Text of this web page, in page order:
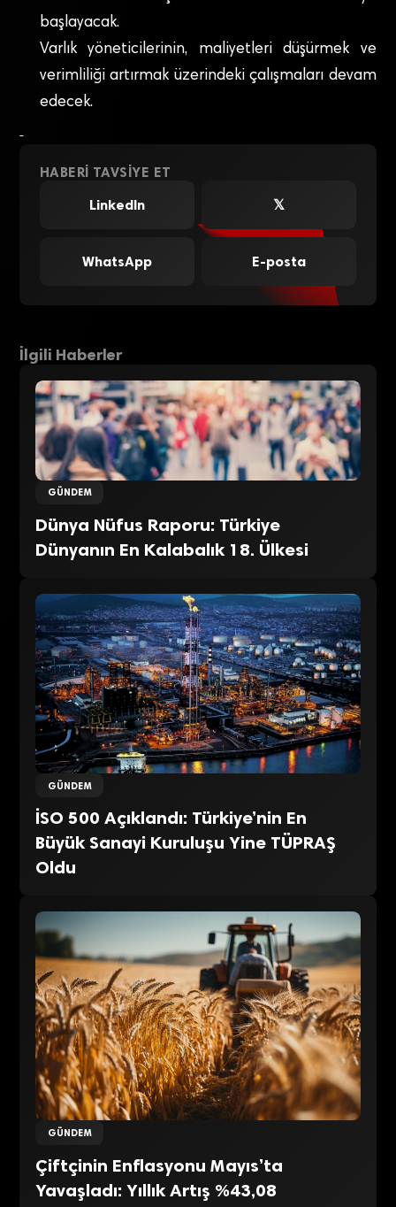
başlayacak.
Varlık yöneticilerinin, maliyetleri düşürmek ve
verimliliği artırmak üzerindeki çalışmaları devam
edecek.
HABERI TAVSIYE ET
LinkedIn
𝕏
WhatsApp E-posta
İlgili Haberler
GÜNDEM
Dünya Nüfus Raporu: Türkiye
Dünyanın En Kalabalık 18. Ülkesi
GÜNDEM
İSO 500 Açıklandı: Türkiye’nin En
Büyük Sanayi Kuruluşu Yine TÜPRAŞ
Oldu
GÜNDEM
Çiftçinin Enflasyonu Mayıs’ta
Yavaşladı: Yıllık Artış %43,08